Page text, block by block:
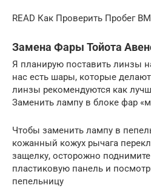
READ Как Проверить Пробег
Замена Фары Тойота
Я планирую поставить линзы
нас есть шары, которые делают
линзы рекомендуются как
Заменить лампу в блоке фар
Чтобы заменить лампу в
кожанный кожух рычага
защелку, осторожно
пластиковую панель и
пепельницу